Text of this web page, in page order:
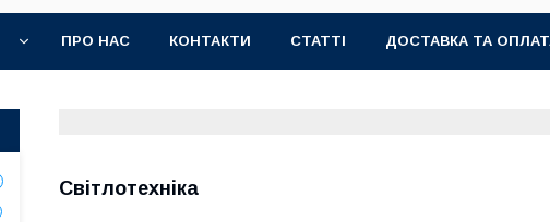
ПРО НАС КОНТАКТИ СТАТТІ ДОСТАВКА ТА
Світлотехніка